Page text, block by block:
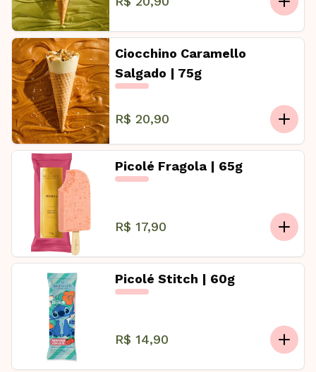
Ciocchino Caramello
Salgado | 75g
R$ 20,90
Picolé Fragola | 65g
R$ 17,90
Picolé Stitch | 60g
R$ 14,90